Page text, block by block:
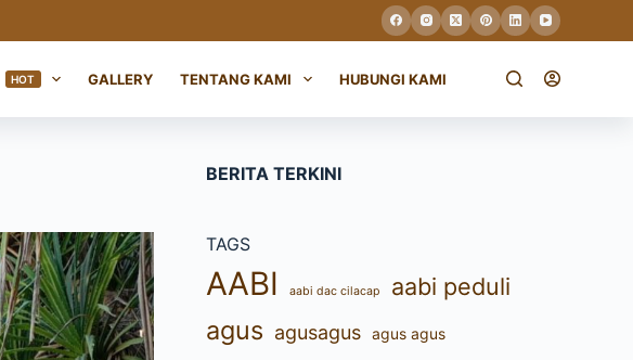
HOT GALLERY TENTANG KAMI HUBUNGI KAMI
BERITA TERKINI
TAGS
AABI aabi dac cilacap aabi peduli
agus agusagus agus agus